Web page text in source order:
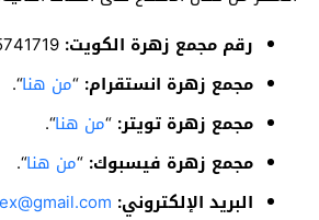
رقم مجمع زهرة الكويت:
مجمع زهرة انستقرام: “من هنا“.
مجمع زهرة تويتر: “من هنا“.
مجمع زهرة فيسبوك: “من هنا“.
البريد الإلكتروني: